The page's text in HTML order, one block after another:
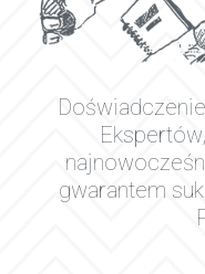
gwarantem